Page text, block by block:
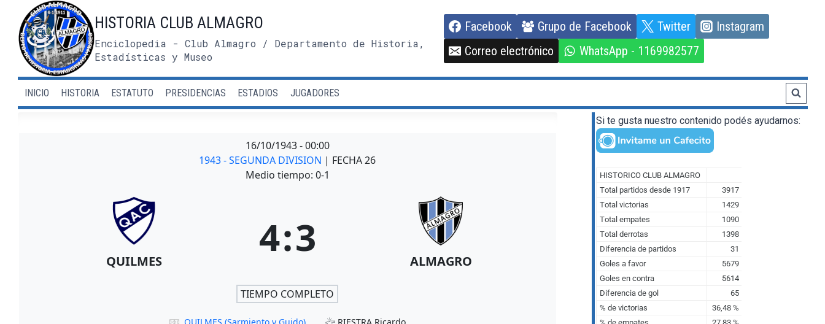
contenido
HISTORIA CLUB ALMAGRO
Enciclopedia - Club Almagro / Departamento de Historia,
Estadísticas y Museo
Facebook Grupo de Facebook Twitter
Instagram
Correo electrónico
WhatsApp - 1169982577
INICIO HISTORIA ESTATUTO PRESIDENCIAS ESTADIOS JUGADORES
16/10/1943-00:00
1943 - SEGUNDA DIVISION | FECHA 26
Medio tiempo: 0-1
QUILMES 4:3 ALMAGRO
TIEMPO COMPLETO
Si te gusta nuestro contenido podés ayudarnos: